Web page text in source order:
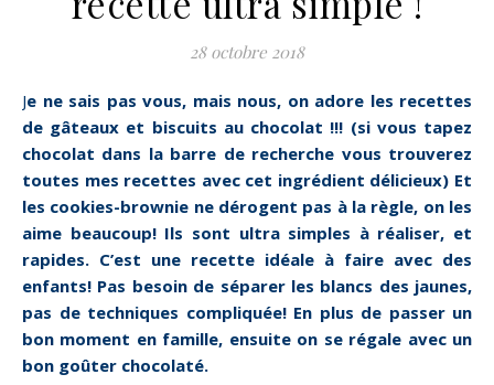
28 octobre 2018
Je ne sais pas vous, mais nous, on adore les recettes
de gâteaux et biscuits au chocolat !!! (si vous tapez
chocolat dans la barre de recherche vous trouverez
toutes mes recettes avec cet ingrédient délicieux) Et
les cookies-brownie ne dérogent pas à la règle, on les
aime beaucoup! Ils sont ultra simples à réaliser, et
rapides. C’est une recette idéale à faire avec des
enfants! Pas besoin de séparer les blancs des jaunes,
pas de techniques compliquée! En plus de passer un
bon moment en famille, ensuite on se régale avec un
bon goûter chocolaté.